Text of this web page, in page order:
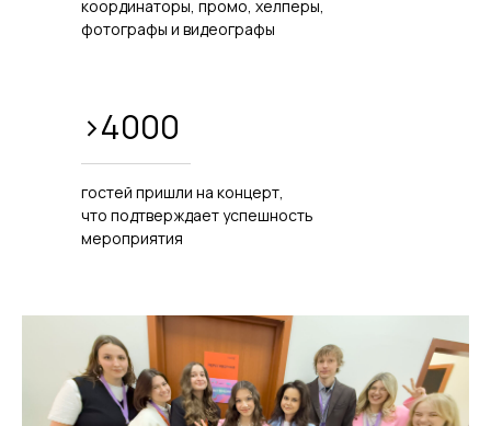
координаторы, промо, хелперы,
фотографы и видеографы
>4000
гостей пришли на концерт,
что подтверждает успешность
мероприятия